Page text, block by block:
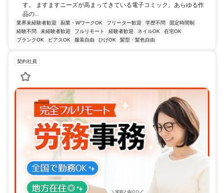
す。 ますますニーズが高まってきている電子コミック。あらゆる作
品の...
業界未経験者歓迎 副業・WワークOK フリーター歓迎 学歴不問
固定時間制
経験不問
未経験者歓迎 フルリモート 経験者歓迎 ネイルOK
在宅OK
ブランクOK
ピアスOK 服装自由 ひげOK 髪型・髪色自由
契約社員